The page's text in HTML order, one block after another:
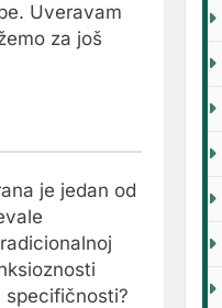
Uveravam
za još
je jedan od
specifičnosti?